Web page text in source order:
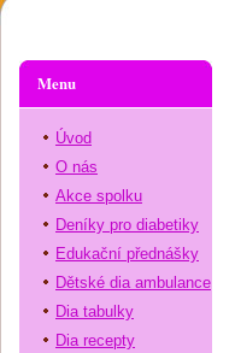
Menu
Úvod
O nás
Akce spolku
Deníky pro diabetiky
Edukační přednášky
Dětské dia ambulance
Dia tabulky
Dia recepty